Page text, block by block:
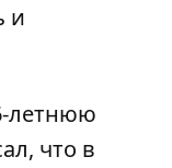
и
летнюю
что в